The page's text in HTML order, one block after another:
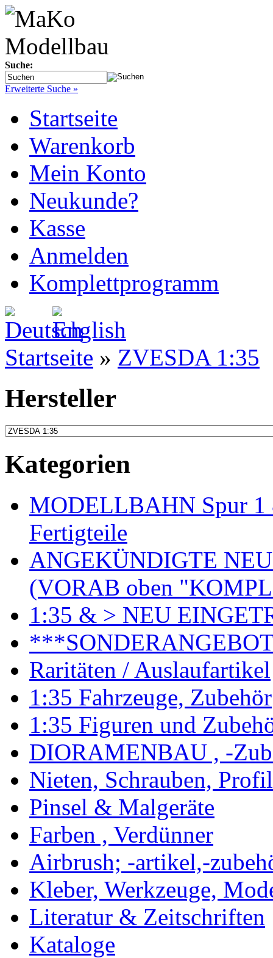
Suche:
Erweiterte Suche »
Startseite
Warenkorb
Mein Konto
Neukunde?
Kasse
Anmelden
Komplettprogramm
Startseite » ZVESDA 1:35
Hersteller
Kategorien
MODELLBAHN Spur 1
Fertigteile
ANGEKÜNDIGTE
(VORAB oben
1:35 & > NEU
Raritäten / Auslaufartikel
1:35 Fahrzeuge, Zubehör
1:35 Figuren und
DIORAMENBAU , -
Nieten, Schrauben,
Pinsel & Malgeräte
Farben , Verdünner
Airbrush; -artikel,-
Kleber, Werkzeuge,
Literatur & Zeitschriften
Kataloge